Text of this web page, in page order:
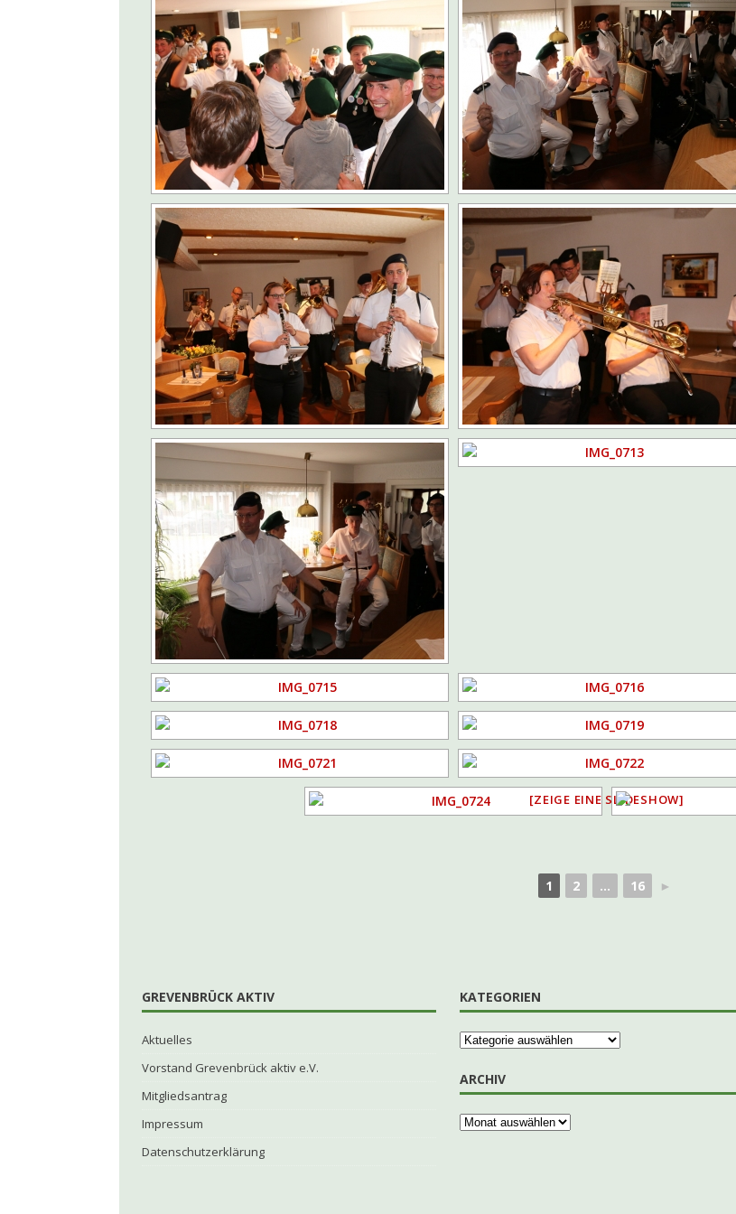
[ 7. Juni 2026 ] Kolping Grevenbrück Ü 60 geht in die Melbecke
KOLPING
[ 14. Mai 2026 ] Jules e.V. freut sich über steigende Mitgliederzahlen
AKTUELLES
[ 12. Mai 2026 ] LEADER-Kleinprojektförderung für den Veischede Park
AKTUELLES
[ 4. Mai 2026 ]
100 Jahre Kolpingsfamilie: Nachhaltiges Projekt im Veischede Park
AKTUELLES
[ 19. April 2026 ]
Jahreshauptversammlung kfd Grevenbrück
AKTUELLES
[ 10. Oktober 2025 ] Traditionelles Schlachtfest in der Schützenhalle ARCHIV
[ZEIGE EINE SLIDESHOW]
1 2 ... 16 ►
GREVENBRÜCK AKTIV
Aktuelles
Vorstand Grevenbrück aktiv e.V.
Mitgliedsantrag
Impressum
Datenschutzerklärung
KATEGORIEN
ARCHIV